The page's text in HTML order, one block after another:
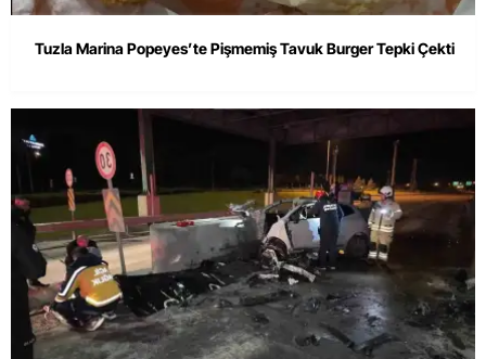
Tuzla Marina Popeyes’te Pişmemiş Tavuk Burger Tepki Çekti